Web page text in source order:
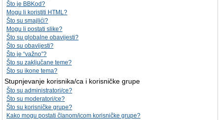
Što je BBKod?
Mogu li koristiti HTML?
Što su smajlići?
Mogu li postati slike?
Što su globalne obavijesti?
Što su obavijesti?
Što je “važno”?
Što su zaključane teme?
Što su ikone tema?
Stupnjevanje korisnika/ca i korisničke grupe
Što su administratori/ce?
Što su moderatori/ce?
Što su korisničke grupe?
Kako mogu postati članom/icom korisničke grupe?